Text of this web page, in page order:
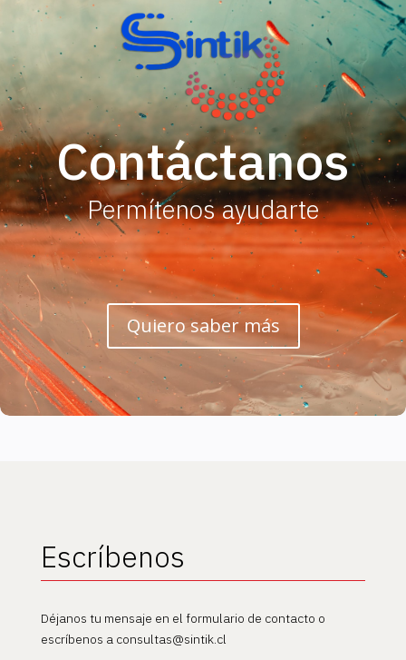
Contáctanos
Permítenos ayudarte
Quiero saber más
Escríbenos
Déjanos tu mensaje en el formulario de contacto o
escríbenos a consultas@sintik.cl